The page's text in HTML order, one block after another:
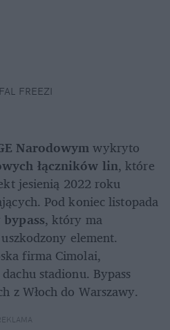
FREEZI
Narodowym
łączników lin, które
jesienią 2022 roku
Pod koniec listopada
bypass, który ma
element.
firma Cimolai,
stadionu. Bypass
z Włoch do Warszawy.